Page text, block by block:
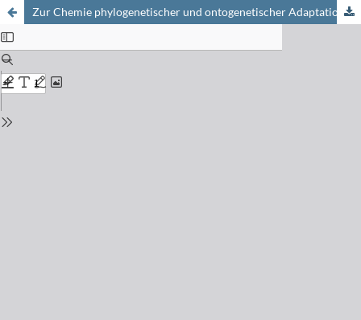
Zur Chemie phylogenetischer und ontogenetischer Adaptations- und Lernprozesse (informationstheoretisch-quasimolekulares Modell)